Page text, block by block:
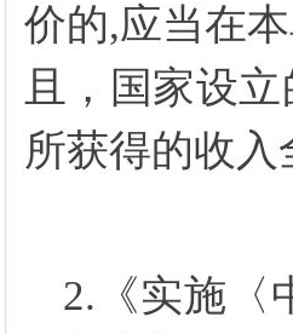
价的,应当在
且，国家设
所获得的收
2.《实施〈